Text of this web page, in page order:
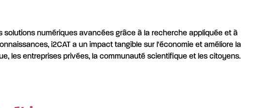
numériques avancées grâce à la recherche appliquée et à
i2CAT a un impact tangible sur l'économie et améliore la
les entreprises privées, la communauté scientifique et les citoyens.